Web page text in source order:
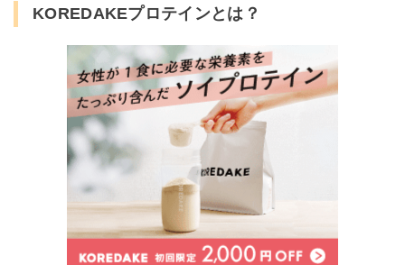
KOREDAKEプロテインとは？